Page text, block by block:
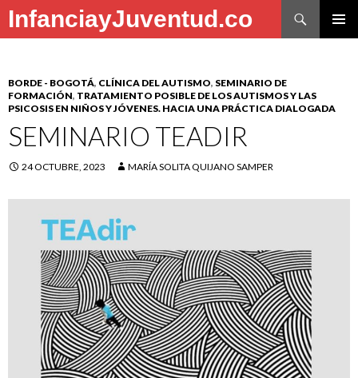
InfanciayJuventud.co
Buscar
BORDE - BOGOTÁ, CLÍNICA DEL AUTISMO, SEMINARIO DE
FORMACIÓN, TRATAMIENTO POSIBLE DE LOS AUTISMOS Y LAS
PSICOSIS EN NIÑOS Y JÓVENES. HACIA UNA PRÁCTICA DIALOGADA
SEMINARIO TEADIR
24 OCTUBRE, 2023 MARÍA SOLITA QUIJANO SAMPER